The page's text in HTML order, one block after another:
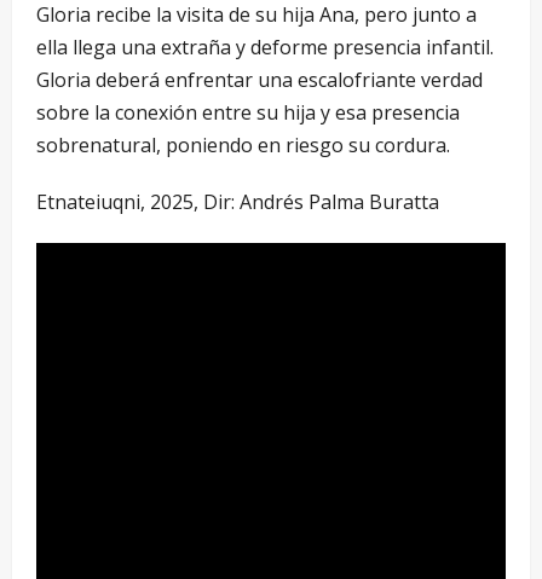
Gloria recibe la visita de su hija Ana, pero junto a
ella llega una extraña y deforme presencia infantil.
Gloria deberá enfrentar una escalofriante verdad
sobre la conexión entre su hija y esa presencia
sobrenatural, poniendo en riesgo su cordura.
Etnateiuqni, 2025, Dir: Andrés Palma Buratta